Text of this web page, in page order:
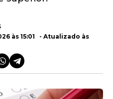
às 15:01 - Atualizado às